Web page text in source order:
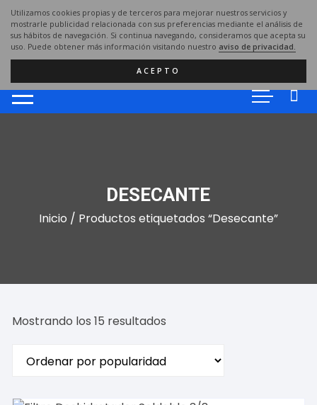
Utilizamos cookies propias y de terceros para mejorar nuestros servicios y
mostrarle publicidad relacionada con sus preferencias mediante el análisis de
sus hábitos de navegación. Si continua navegando, consideramos que acepta su
uso. Puede obtener más información visitando nuestro aviso de privacidad.
ACEPTO
Saltar
contenido
DESECANTE
Inicio / Productos etiquetados “Desecante”
Mostrando los 15 resultados
popularidad